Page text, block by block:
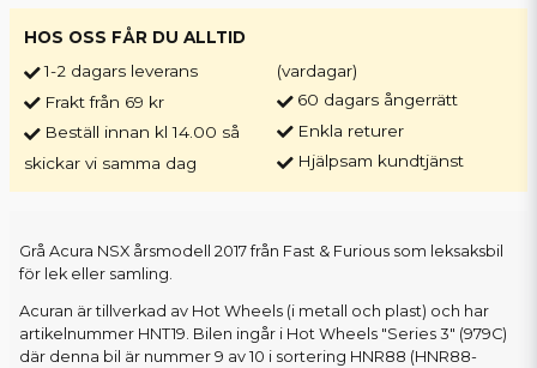
HOS OSS FÅR DU ALLTID
1-2 dagars leverans
Frakt från 69 kr
Beställ innan kl 14.00 så
skickar vi samma dag
(vardagar)
60 dagars ångerrätt
Enkla returer
Hjälpsam kundtjänst
Grå Acura NSX årsmodell 2017 från Fast & Furious som leksaksbil
för lek eller samling.
Acuran är tillverkad av Hot Wheels (i metall och plast) och har
artikelnummer HNT19. Bilen ingår i Hot Wheels "Series 3" (979C)
där denna bil är nummer 9 av 10 i sortering HNR88 (HNR88-